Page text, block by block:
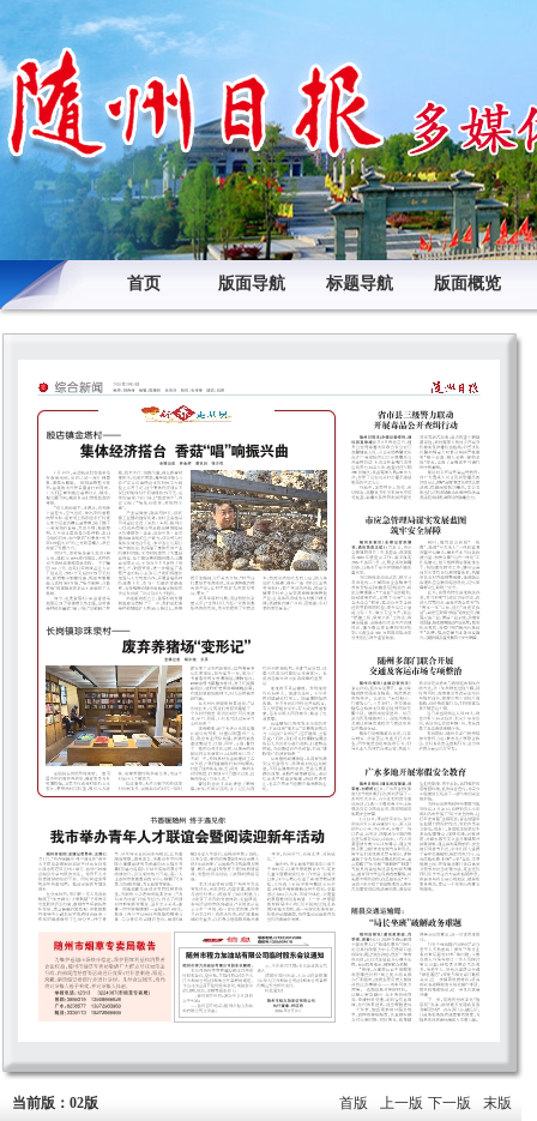
首页 版面导航 标题导航 版面概览
当前版：02版 首版 上一版 下一版 末版